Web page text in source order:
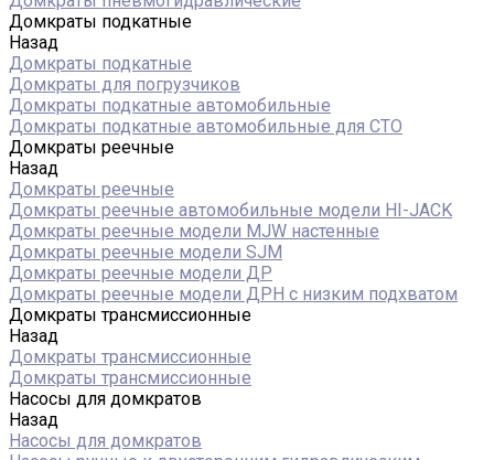
Домкраты подкатные
Назад
Домкраты подкатные
Домкраты для погрузчиков
Домкраты подкатные автомобильные
Домкраты подкатные автомобильные для СТО
Домкраты реечные
Назад
Домкраты реечные
Домкраты реечные автомобильные модели HI-JACK
Домкраты реечные модели MJW настенные
Домкраты реечные модели SJM
Домкраты реечные модели ДР
Домкраты реечные модели ДРН с низким подхватом
Домкраты трансмиссионные
Назад
Домкраты трансмиссионные
Домкраты трансмиссионные
Насосы для домкратов
Назад
Насосы для домкратов